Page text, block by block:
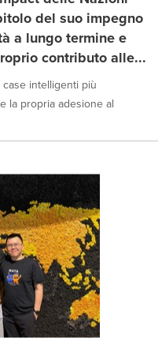
del suo impegno
a lungo termine e
contributo alle...
intelligenti più
la propria adesione al